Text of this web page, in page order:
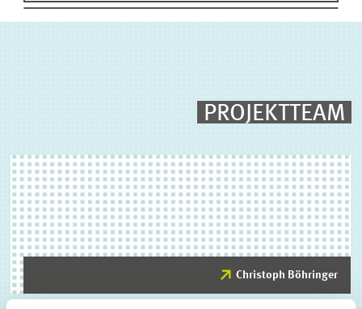
PROJEKTTEAM
Christoph Böhringer